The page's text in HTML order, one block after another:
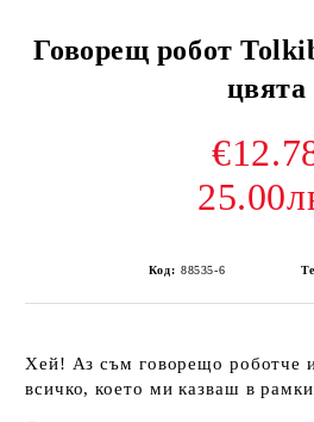
Говорещ робот
цвята
Код: 88535-6
Хей! Аз съм говорещо роботче
всичко, което ми казваш в